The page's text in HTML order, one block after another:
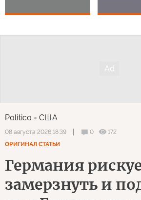
Politico США
08 августа 2026 18:39 0
172
ОРИГИНАЛ СТАТЬИ
Германия
замерзнуть и